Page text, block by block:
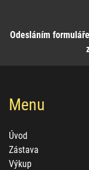
Odesláním
Menu
Úvod
Zástava
Výkup